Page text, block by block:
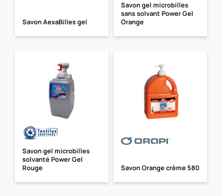
Savon AexaBilles gel
Savon gel microbilles
sans solvant Power Gel
Orange
Savon gel microbilles
solvanté Power Gel
Rouge
Savon Orange crème 580